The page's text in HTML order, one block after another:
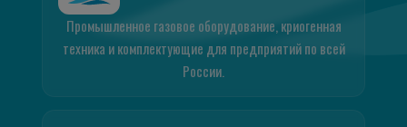
Промышленное газовое оборудование, криогенная
техника и комплектующие для предприятий по всей
России.